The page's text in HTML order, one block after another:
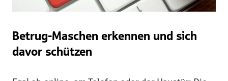
Betrug-Maschen erkennen und sich
davor schützen